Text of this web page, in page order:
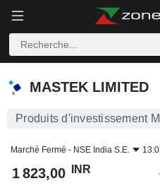
MASTEK LIMITED
MASTEK LIMITED
Produits d'investissement
Marché Fermé - NSE India S.E.
1 823,00 INR